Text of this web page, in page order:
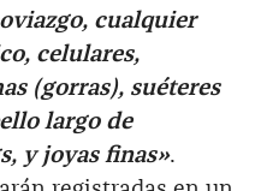
cualquier
celulares,
(gorras), suéteres
largo de
y joyas finas».